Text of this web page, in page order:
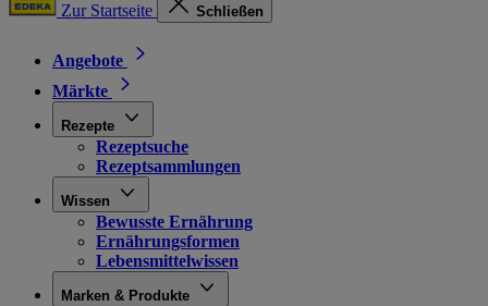
Zur Startseite Schließen
Angebote
Märkte
Rezepte
Rezeptsuche
Rezeptsammlungen
Wissen
Bewusste Ernährung
Ernährungsformen
Lebensmittelwissen
Marken & Produkte